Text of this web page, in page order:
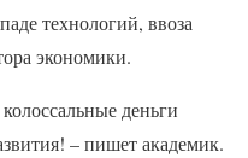
технологий, ввоза
экономики.
деньги
– пишет академик.